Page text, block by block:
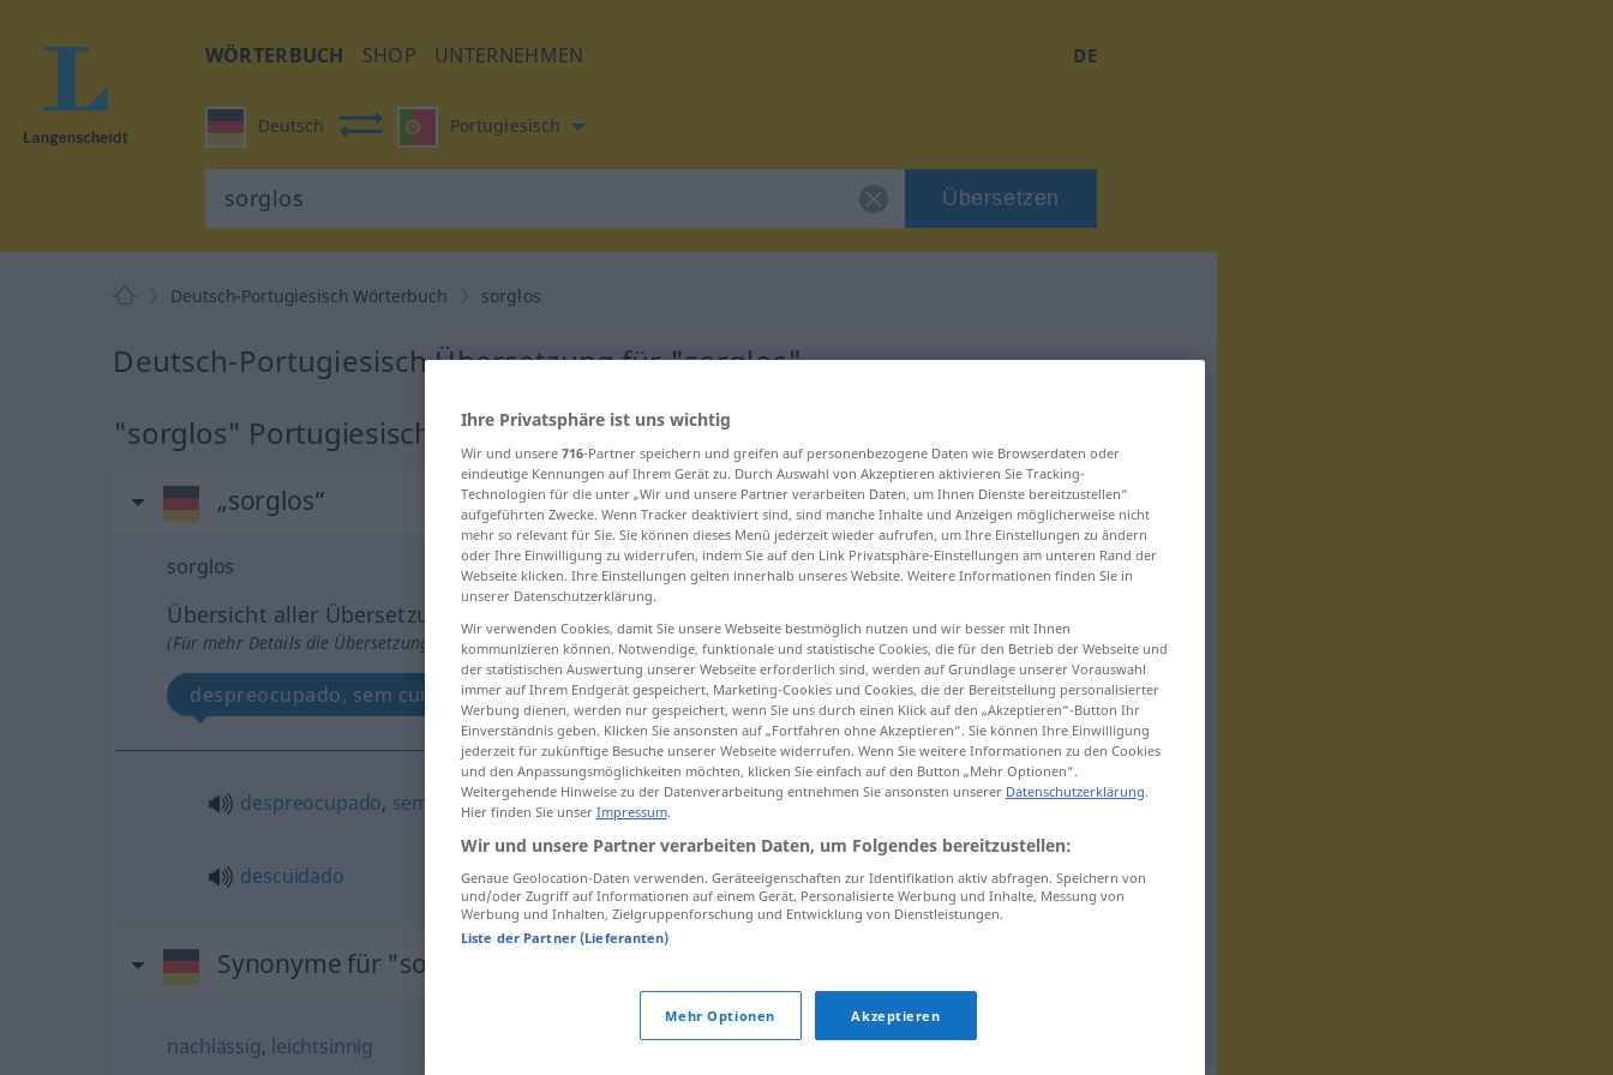
WÖRTERBUCH SHOP UNTERNEHMEN DE
Deutsch Portugiesisch
Übersetzen
Deutsch-Portugiesisch Wörterbuch sorglos
Deutsch-Portugiesisch Übersetzung für "sorglos"
"sorglos" Portugiesisch Übersetzung
„sorglos“
sorglos
Übersicht aller Übersetzungen
(Für mehr Details die Übersetzung anklicken/antippen)
despreocupado, sem cuidados, descuidado
despreocupado, sem cuidados sorglos
descuidado sorglos (≈ fahrlässig)
Synonyme für "sorglos"
nachlässig, leichtsinnig
Ihre Privatsphäre ist uns wichtig
Wir und unsere 716-Partner speichern und greifen auf personenbezogene Daten wie Browserdaten oder
eindeutige Kennungen auf Ihrem Gerät zu. Durch Auswahl von Akzeptieren aktivieren Sie Tracking-
Technologien für die unter „Wir und unsere Partner verarbeiten Daten, um Ihnen Dienste bereitzustellen“
aufgeführten Zwecke. Wenn Tracker deaktiviert sind, sind manche Inhalte und Anzeigen möglicherweise nicht
mehr so relevant für Sie. Sie können dieses Menü jederzeit wieder aufrufen, um Ihre Einstellungen zu ändern
oder Ihre Einwilligung zu widerrufen, indem Sie auf den Link Privatsphäre-Einstellungen am unteren Rand der
Webseite klicken. Ihre Einstellungen gelten innerhalb unseres Website. Weitere Informationen finden Sie in
unserer Datenschutzerklärung.
Wir verwenden Cookies, damit Sie unsere Webseite bestmöglich nutzen und wir besser mit Ihnen
kommunizieren können. Notwendige, funktionale und statistische Cookies, die für den Betrieb der Webseite und
der statistischen Auswertung unserer Webseite erforderlich sind, werden auf Grundlage unserer Vorauswahl
immer auf Ihrem Endgerät gespeichert. Marketing-Cookies und Cookies, die der Bereitstellung personalisierter
Werbung dienen, werden nur gespeichert, wenn Sie uns durch einen Klick auf den „Akzeptieren“-Button Ihr
Einverständnis geben. Klicken Sie ansonsten auf „Fortfahren ohne Akzeptieren“. Sie können Ihre Einwilligung
jederzeit für zukünftige Besuche unserer Webseite widerrufen. Wenn Sie weitere Informationen zu den Cookies
und den Anpassungsmöglichkeiten möchten, klicken Sie einfach auf den Button „Mehr Optionen“.
Weitergehende Hinweise zu der Datenverarbeitung entnehmen Sie ansonsten unserer Datenschutzerklärung.
Hier finden Sie unser Impressum.
Wir und unsere Partner verarbeiten Daten, um Folgendes bereitzustellen:
Genaue Geolocation-Daten verwenden. Geräteeigenschaften zur Identifikation aktiv abfragen. Speichern von
und/oder Zugriff auf Informationen auf einem Gerät. Personalisierte Werbung und Inhalte, Messung von
Werbung und Inhalten, Zielgruppenforschung und Entwicklung von Dienstleistungen.
Liste der Partner (Lieferanten)
Mehr Optionen Akzeptieren